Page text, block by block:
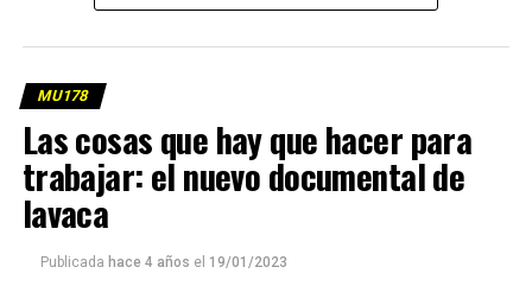
MU178
Las cosas que hay que hacer para
trabajar: el nuevo documental de
lavaca
Publicada hace 4 años el 19/01/2023